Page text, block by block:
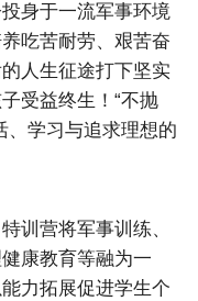
身于一流军事环境
吃苦耐劳、艰苦奋
人生征途打下坚实
受益终生！“不抛
、学习与追求理想的
训营将军事训练、
康教育等融为一
力拓展促进学生个